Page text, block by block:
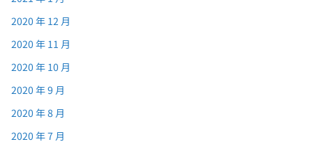
2020 年 12 月
2020 年 11 月
2020 年 10 月
2020 年 9 月
2020 年 8 月
2020 年 7 月